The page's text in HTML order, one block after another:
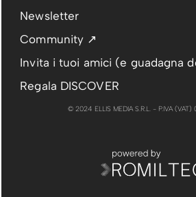
Newsletter
Community ↗
Invita i tuoi amici (e guadagna
Regala DISCOVER
© 2024 ELLIS MEDIA S.R.L. - P.IVA